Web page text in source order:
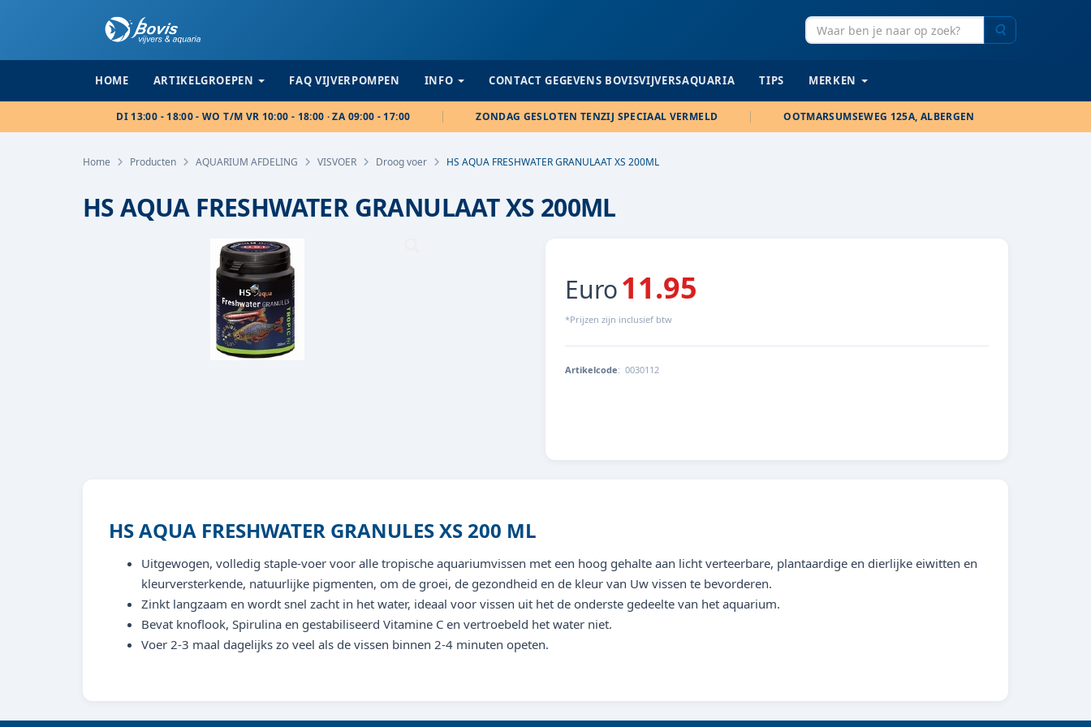
HOME ARTIKELGROEPEN FAQ VIJVERPOMPEN INFO CONTACT GEGEVENS BOVISVIJVERSAQUARIA TIPS MERKEN
DI 13:00 - 18:00 - WO T/M VR 10:00 - 18:00 · ZA 09:00 - 17:00 ZONDAG GESLOTEN TENZIJ SPECIAAL VERMELD OOTMARSUMSEWEG 125A, ALBERGEN
Home Producten AQUARIUM AFDELING VISVOER Droog voer HS AQUA FRESHWATER GRANULAAT XS 200ML
HS AQUA FRESHWATER GRANULAAT XS 200ML
Euro11.95
*Prijzen zijn inclusief btw
Artikelcode: 0030112
HS AQUA FRESHWATER GRANULES XS 200 ML
Uitgewogen, volledig staple-voer voor alle tropische aquariumvissen met een hoog gehalte aan licht verteerbare, plantaardige en dierlijke eiwitten en
kleurversterkende, natuurlijke pigmenten, om de groei, de gezondheid en de kleur van Uw vissen te bevorderen.
Zinkt langzaam en wordt snel zacht in het water, ideaal voor vissen uit het de onderste gedeelte van het aquarium.
Bevat knoflook, Spirulina en gestabiliseerd Vitamine C en vertroebeld het water niet.
Voer 2-3 maal dagelijks zo veel als de vissen binnen 2-4 minuten opeten.